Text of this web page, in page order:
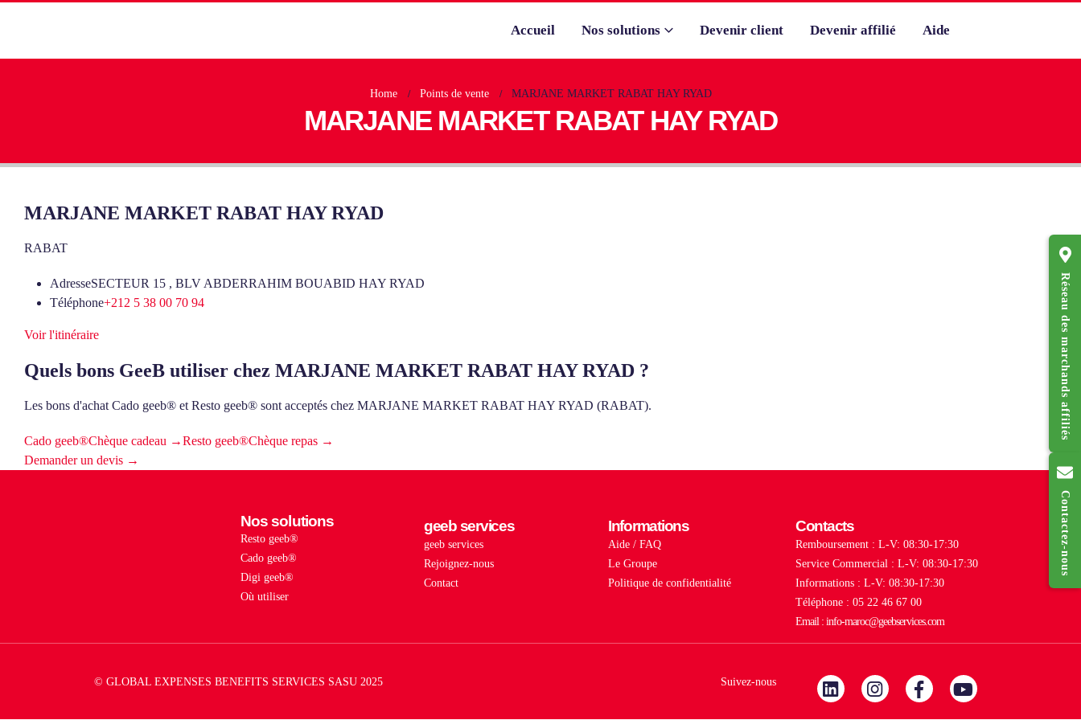
Réseau des marchands affiliés
Contactez-nous
Accueil Nos solutions Devenir client Devenir affilié Aide
Home Points de vente MARJANE MARKET RABAT HAY RYAD
MARJANE MARKET RABAT HAY RYAD
MARJANE MARKET RABAT HAY RYAD
RABAT
AdresseSECTEUR 15 , BLV ABDERRAHIM BOUABID HAY RYAD
Téléphone+212 5 38 00 70 94
Voir l'itinéraire
Quels bons GeeB utiliser chez MARJANE MARKET RABAT HAY RYAD ?
Les bons d'achat Cado geeb® et Resto geeb® sont acceptés chez MARJANE MARKET RABAT HAY RYAD (RABAT).
Cado geeb®Chèque cadeau →Resto geeb®Chèque repas →
Demander un devis →
Nos solutions
Resto geeb®
Cado geeb®
Digi geeb®
Où utiliser
geeb services
geeb services
Rejoignez-nous
Contact
Informations
Aide / FAQ
Le Groupe
Politique de confidentialité
Contacts
Remboursement : L-V: 08:30-17:30
Service Commercial : L-V: 08:30-17:30
Informations : L-V: 08:30-17:30
Téléphone : 05 22 46 67 00
Email : info-maroc@geebservices.com
© GLOBAL EXPENSES BENEFITS SERVICES SASU 2025 Suivez-nous